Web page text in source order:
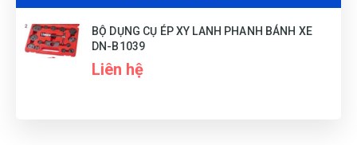
BỘ DỤNG CỤ ÉP XY LANH PHANH BÁNH XE
DN-B1039
Liên hệ